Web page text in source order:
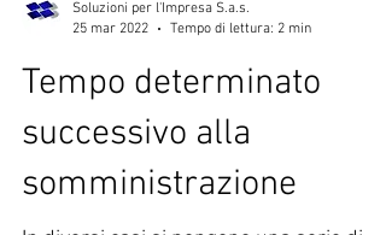
Soluzioni per l'Impresa S.a.s.
25 mar 2022
Tempo di lettura: 2 min
Tempo determinato